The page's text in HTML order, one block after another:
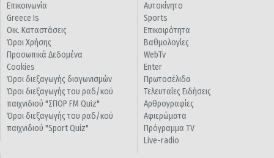
Επικοινωνία
Greece Is
Οικ. Καταστάσεις
Όροι Χρήσης
Προσωπικά Δεδομένα
Cookies
Όροι διεξαγωγής διαγωνισμών
Όροι διεξαγωγής του ραδ/κού
παιχνιδιού "ΣΠΟΡ FM Quiz"
Όροι διεξαγωγής του ραδ/κού
παιχνιδιού "Sport Quiz"
Αυτοκίνητο
Sports
Επικαιρότητα
Βαθμολογίες
WebTv
Enter
Πρωτοσέλιδα
Τελευταίες Ειδήσεις
Αρθρογραφίες
Αφιερώματα
Πρόγραμμα TV
Live-radio